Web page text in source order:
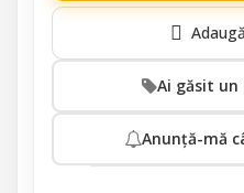
Ai găsit un
Anunță-mă